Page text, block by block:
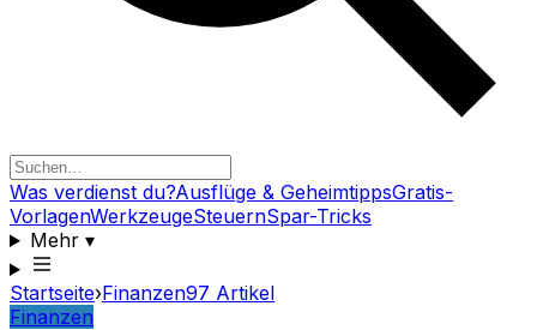
Was verdienst du?Ausflüge & GeheimtippsGratis-
VorlagenWerkzeugeSteuernSpar-Tricks
Mehr▾
Startseite›Finanzen97 Artikel
Finanzen